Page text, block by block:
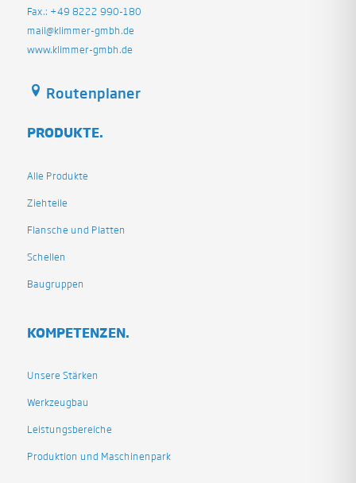
Fax.: +49 8222 990-180
mail@klimmer-gmbh.de
www.klimmer-gmbh.de
Routenplaner
PRODUKTE.
Alle Produkte
Ziehteile
Flansche und Platten
Schellen
Baugruppen
KOMPETENZEN.
Unsere Stärken
Werkzeugbau
Leistungsbereiche
Produktion und Maschinenpark